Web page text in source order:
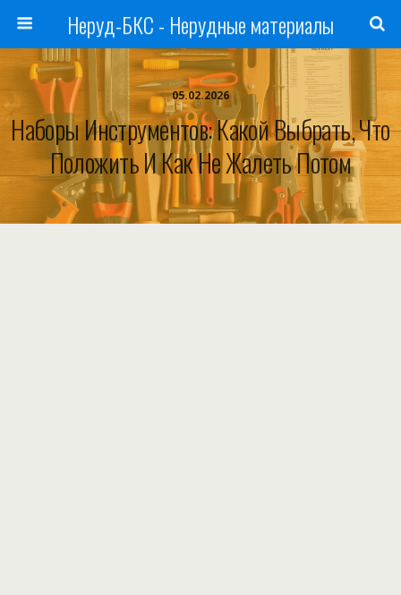
Неруд-БКС - Нерудные материалы
05.02.2026
Наборы Инструментов: Какой Выбрать, Что
Положить И Как Не Жалеть Потом